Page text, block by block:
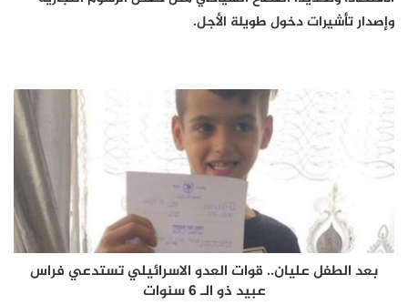
وإصدار تأشيرات دخول طويلة الأجل.
بعد الطفل عليان.. قوات العدو الاسرائيلي تستدعي فراس
عبيد ذو الـ 6 سنوات